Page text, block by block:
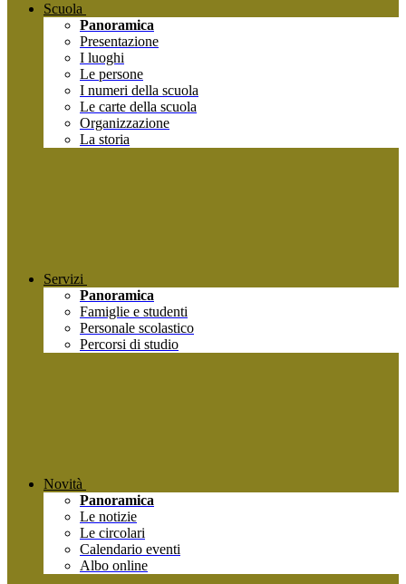
Scuola
Panoramica
Presentazione
I luoghi
Le persone
I numeri della scuola
Le carte della scuola
Organizzazione
La storia
Servizi
Panoramica
Famiglie e studenti
Personale scolastico
Percorsi di studio
Novità
Panoramica
Le notizie
Le circolari
Calendario eventi
Albo online